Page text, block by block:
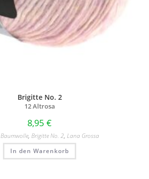
Brigitte No. 2
12 Altrosa
8,95 €
Baumwolle, Brigitte No. 2, Lana Grossa
In den Warenkorb